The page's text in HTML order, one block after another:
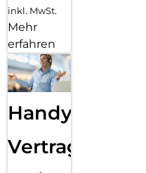
inkl. MwSt.
Mehr
erfahren
Handy